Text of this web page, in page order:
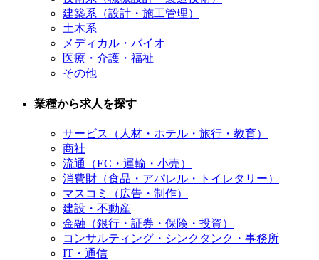
建築系（設計・施工管理）
土木系
メディカル・バイオ
医療・介護・福祉
その他
業種から求人を探す
サービス（人材・ホテル・旅行・教育）
商社
流通（EC・運輸・小売）
消費財（食品・アパレル・トイレタリー）
マスコミ（広告・制作）
建設・不動産
金融（銀行・証券・保険・投資）
コンサルティング・シンクタンク・事務所
IT・通信